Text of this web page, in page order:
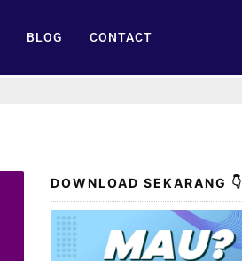
BLOG CONTACT
DOWNLOAD SEKARANG 👇